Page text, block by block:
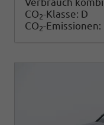
CO2-Klasse: D
CO2-Emissionen: